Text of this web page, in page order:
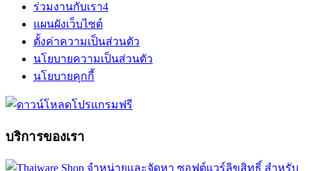
ร่วมงานกับเรา4
แผนผังเว็บไซต์
ตั้งค่าความเป็นส่วนตัว
นโยบายความเป็นส่วนตัว
นโยบายคุกกี้
บริการของเรา